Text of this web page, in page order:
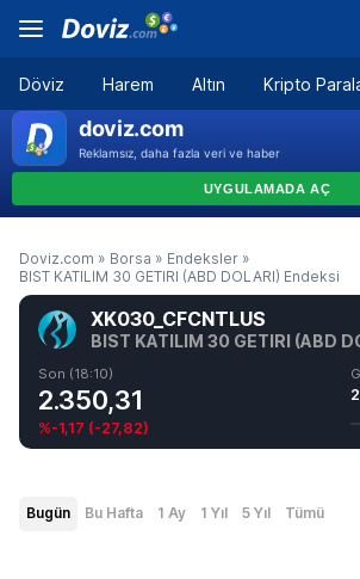
Döviz Harem Altın Kripto
Doviz.com » Borsa » Endeksler »
BIST KATILIM 30 GETIRI (ABD DOLARI) Endeksi
XK030_CFCNTLUS
BIST KATILIM 30 GETIRI (ABD
Son (18:10)
2.350,31
%-1,17 (-27,82)
Bugün Bu Hafta 1 Ay 1 Yıl 5 Yıl Tümü